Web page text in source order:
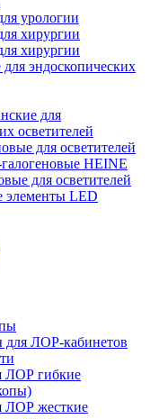
урологии
хирургии
хирургии
эндоскопических
для
осветителей
для осветителей
HEINE
для осветителей
элементы LED
ЛОР-кабинетов
ЛОР гибкие
ЛОР жесткие